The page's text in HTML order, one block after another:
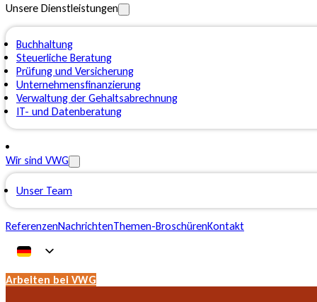
Unsere Dienstleistungen
Buchhaltung
Steuerliche Beratung
Prüfung und Versicherung
Unternehmensfinanzierung
Verwaltung der Gehaltsabrechnung
IT- und Datenberatung
Wir sind VWG
Unser Team
ReferenzenNachrichtenThemen-BroschürenKontakt
Arbeiten bei VWG